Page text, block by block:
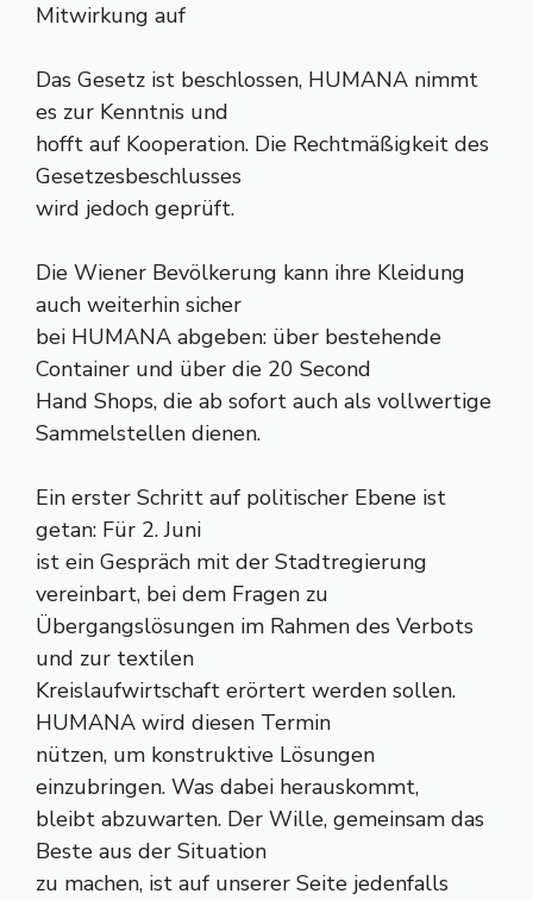
Mitwirkung auf
Das Gesetz ist beschlossen, HUMANA nimmt
es zur Kenntnis und
hofft auf Kooperation. Die Rechtmäßigkeit des
Gesetzesbeschlusses
wird jedoch geprüft.
Die Wiener Bevölkerung kann ihre Kleidung
auch weiterhin sicher
bei HUMANA abgeben: über bestehende
Container und über die 20 Second
Hand Shops, die ab sofort auch als vollwertige
Sammelstellen dienen.
Ein erster Schritt auf politischer Ebene ist
getan: Für 2. Juni
ist ein Gespräch mit der Stadtregierung
vereinbart, bei dem Fragen zu
Übergangslösungen im Rahmen des Verbots
und zur textilen
Kreislaufwirtschaft erörtert werden sollen.
HUMANA wird diesen Termin
nützen, um konstruktive Lösungen
einzubringen. Was dabei herauskommt,
bleibt abzuwarten. Der Wille, gemeinsam das
Beste aus der Situation
zu machen, ist auf unserer Seite jedenfalls